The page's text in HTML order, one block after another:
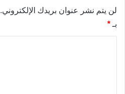
لن يتم نشر عنوان بريدك الإلكتروني.
بـ *